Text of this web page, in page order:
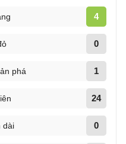
4
0
phá 1
24
dài 0